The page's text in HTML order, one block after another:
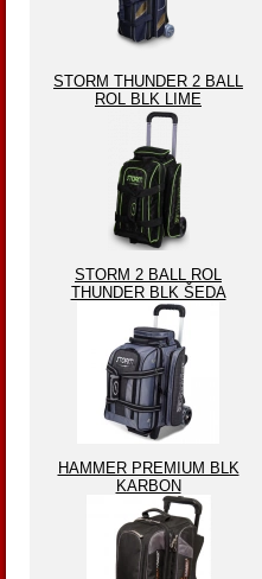
STORM THUNDER 2 BALL
ROL BLK LIME
STORM 2 BALL ROL
THUNDER BLK ŠEDA
HAMMER PREMIUM BLK
KARBON